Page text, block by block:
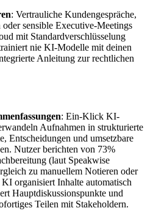
: Vertrauliche Kundengespräche,
sensible Executive-Meetings
mit Standardverschlüsselung
nie KI-Modelle mit deinen
Anleitung zur rechtlichen
: Ein-Klick KI-
Aufnahmen in strukturierte
Entscheidungen und umsetzbare
Nutzer berichten von 73%
(laut Speakwise
zu manuellem Notieren oder
organisiert Inhalte automatisch
Hauptdiskussionspunkte und
Teilen mit Stakeholdern.